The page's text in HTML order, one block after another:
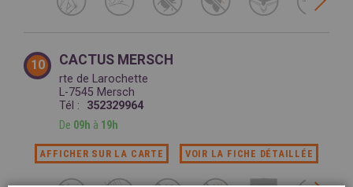
10 CACTUS MERSCH
rte de Larochette
L-7545 Mersch
Tél :
352329964
De 09h à 19h
AFFICHER SUR LA CARTE VOIR LA FICHE DÉTAILLÉE